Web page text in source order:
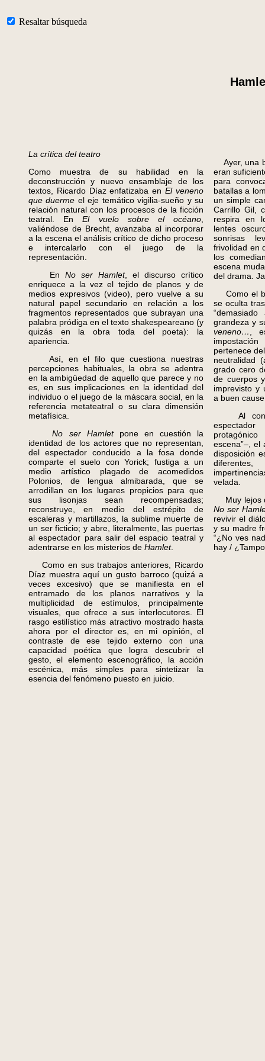
Resaltar búsqueda
La crítica del teatro
Como muestra de su habilidad en la
deconstrucción y nuevo ensamblaje de los
textos, Ricardo Díaz enfatizaba enEl veneno
que duerme el eje temático vigilia-sueño y su
relación natural con los procesos de la ficción
teatral. EnEl vuelo sobre el océano
valiéndose de Brecht, avanzaba al incorporar
a la escena el análisis crítico de dicho proceso
e intercalarlo con el juego de la
representación.
En No ser Hamlet, el discurso crítico
enriquece a la vez el tejido de planos y de
medios expresivos (video), pero vuelve a su
natural papel secundario en relación a los
fragmentos representados que subrayan una
palabra pródiga en el texto shakespeareano (y
quizás en la obra toda del poeta): la
apariencia.
Así, en el filo que cuestiona nuestras
percepciones habituales, la obra se adentra
en la ambigüedad de aquello que parece y no
es, en sus implicaciones en la identidad del
individuo o el juego de la máscara social, en la
referencia metateatral o su clara dimensión
metafísica.
No ser Hamlet pone en cuestión la
identidad de los actores que no representan,
del espectador conducido a la fosa donde
comparte el suelo con Yorick; fustiga a un
medio artístico plagado de acomedidos
Polonios, de lengua almibarada, que se
arrodillan en los lugares propicios para que
sus lisonjas sean recompensadas;
reconstruye, en medio del estrépito de
escaleras y martillazos, la sublime muerte de
un ser ficticio; y abre, literalmente, las puertas
al espectador para salir del espacio teatral y
adentrarse en los misterios de Hamlet.
Como en sus trabajos anteriores, Ricardo
Díaz muestra aquí un gusto barroco (quizá a
veces excesivo) que se manifiesta en el
entramado de los planos narrativos y la
multiplicidad de estímulos, principalmente
visuales, que ofrece a sus interlocutores. El
rasgo estilístico más atractivo mostrado hasta
ahora por el director es, en mi opinión, el
contraste de ese tejido externo con una
capacidad poética que logra descubrir el
gesto, el elemento escenográfico, la acción
escénica, más simples para sintetizar la
esencia del fenómeno puesto en juicio.
Ayer, una
eran
para
batallas a
un simple
Carrillo Gil,
respira en
lentes
sonrisas
frivolidad en
los
escena
del drama.
Como el
se oculta
grandeza y
veneno…
,
pertenece
neutralidad
grado cero
de cuerpos
imprevisto y
a buen
Al
escena”–, el
disposición
velada.
Muy lejos
No ser
revivir el
y su madre
“¿No ves
hay /